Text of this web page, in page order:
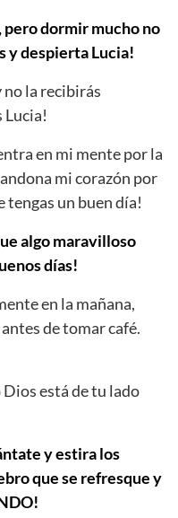
pero dormir mucho no
y despierta Lucia!
no la recibirás
Lucia!
en mi mente por la
mi corazón por
tengas un buen día!
algo maravilloso
días!
en la mañana,
de tomar café.
está de tu lado
y estira los
que se refresque y